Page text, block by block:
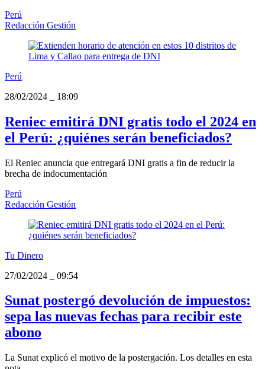
Perú
Redacción Gestión
Perú
28/02/2024
18:09
Reniec emitirá DNI gratis todo el 2024 en
el Perú: ¿quiénes serán beneficiados?
El Reniec anuncia que entregará DNI gratis a fin de reducir la
brecha de indocumentación
Perú
Redacción Gestión
Tu Dinero
27/02/2024
09:54
Sunat postergó devolución de impuestos:
sepa las nuevas fechas para recibir este
abono
La Sunat explicó el motivo de la postergación. Los detalles en esta